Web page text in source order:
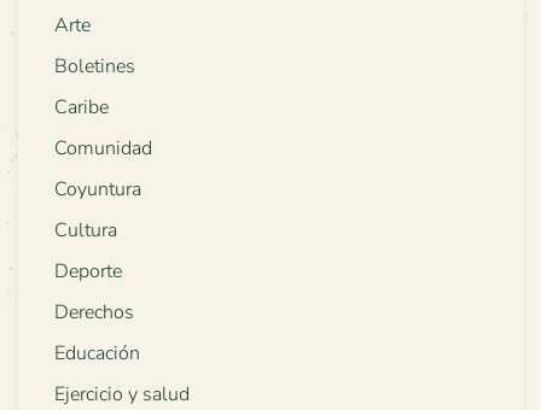
Arte
Boletines
Caribe
Comunidad
Coyuntura
Cultura
Deporte
Derechos
Educación
Ejercicio y salud